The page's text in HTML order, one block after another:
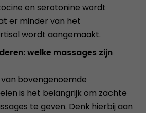
en serotonine wordt
er minder van het
wordt aangemaakt.
welke massages zijn
bovengenoemde
is het belangrijk om zachte
te geven. Denk hierbij aan